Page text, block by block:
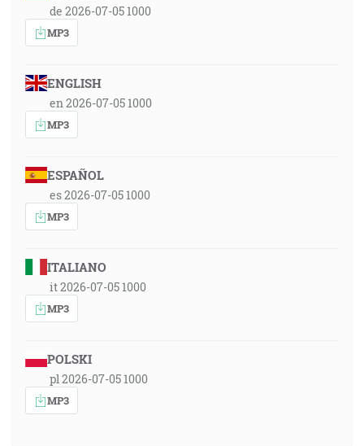
de 2026-07-05 1000
MP3
ENGLISH
en 2026-07-05 1000
MP3
ESPAÑOL
es 2026-07-05 1000
MP3
ITALIANO
it 2026-07-05 1000
MP3
POLSKI
pl 2026-07-05 1000
MP3